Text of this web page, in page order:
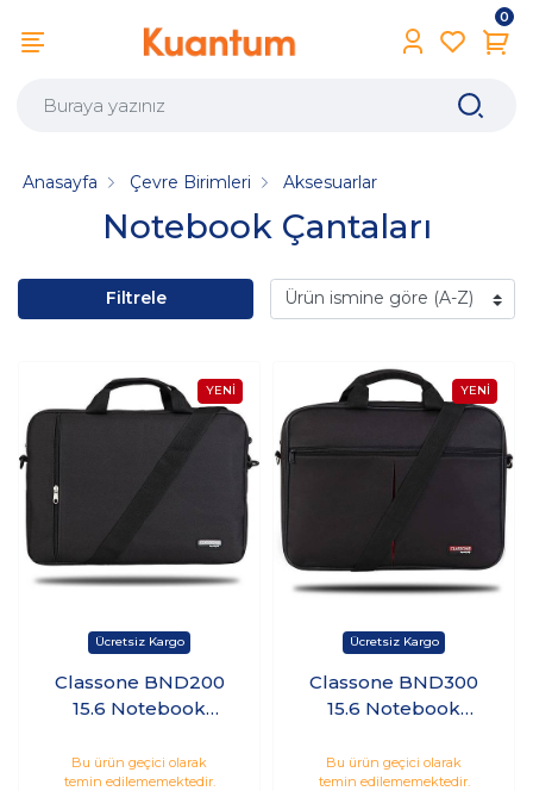
0
Notebook Çantaları
Anasayfa Çevre Birimleri Aksesuarlar
Filtrele
Classone BND200
15.6 Notebook
Bu ürün geçici olarak
temin edilememektedir.
Classone BND300
15.6 Notebook
Bu ürün geçici olarak
temin edilememektedir.